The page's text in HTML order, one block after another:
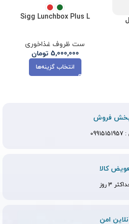
Sigg Lunchbox Plus L
ست ظروف غذاخوری
5,000,000 تومان
انتخاب گزینه‌ها
بخش فروش
:
09915151957
کالا
3 روز
امن